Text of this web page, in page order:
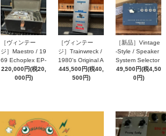
［ヴィンテー
ジ］Maestro / 19
69 Echoplex EP-
2
220,000円(税20,
000円)
［ヴィンテー
ジ］Trainwreck /
1980's Original A
ir Brake Power R
educer SN0009
445,500円(税40,
500円)
［新品］Vintage
-Style / Speaker
System Selector
SEL414
49,500円(税4,50
0円)